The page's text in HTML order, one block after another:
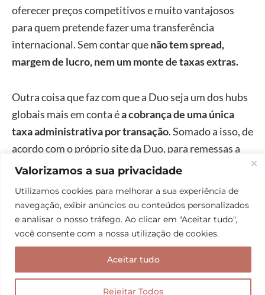
Valorizamos a sua privacidade
Utilizamos cookies para melhorar a sua experiência de
navegação, exibir anúncios ou conteúdos personalizados
e analisar o nosso tráfego. Ao clicar em "Aceitar tudo",
você consente com a nossa utilização de cookies.
Rejeitar Todos
Aceitar tudo
oferecer preços competitivos e muito vantajosos
para quem pretende fazer uma transferência
internacional. Sem contar quenão tem spread,
margem de lucro, nem um monte de taxas extras.
Outra coisa que faz com que a Duo seja um dos hubs
globais mais em conta éa cobrança de uma única
taxa administrativa por transação. Somado a isso, de
acordo com o próprio site da Duo, para remessas a
alíquota é de 0,38% no envio para terceiros e de 1,1%
Caso prefira comprar papel moeda, o IOF é de 1,1%
para moeda estrangeira em espécie. Enquanto isso,
na opção de cartão pré-pago a alíquota é de 6,38%
para operação de débito ou crédito. Como ocâmbio
cobrado é sempre o comercial (e não o turismo)